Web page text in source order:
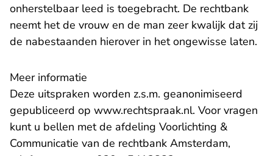
onherstelbaar leed is toegebracht. De rechtbank
neemt het de vrouw en de man zeer kwalijk dat zij
de nabestaanden hierover in het ongewisse laten.
​Meer informatie
Deze uitspraken worden z.s.m. geanonimiseerd
gepubliceerd op www.rechtspraak.nl. Voor vragen
kunt u bellen met de afdeling Voorlichting &
Communicatie van de rechtbank Amsterdam,